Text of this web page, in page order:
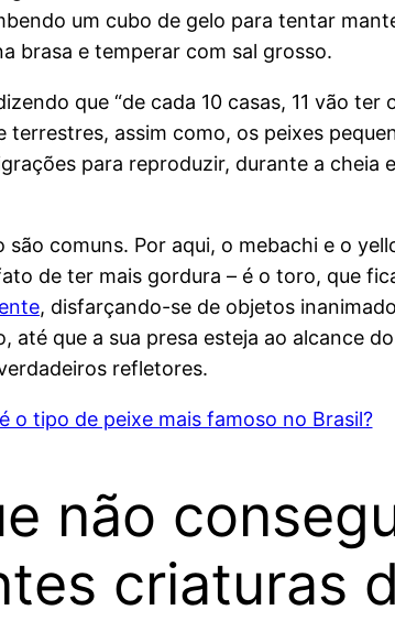
um cubo de gelo para tentar
brasa e temperar com sal grosso.
que “de cada 10 casas, 11 vão
assim como, os peixes
para reproduzir, durante a
comuns. Por aqui, o mebachi e o
de ter mais gordura – é o toro, que
, disfarçando-se de objetos
que a sua presa esteja ao alcance
refletores.
não
criaturas